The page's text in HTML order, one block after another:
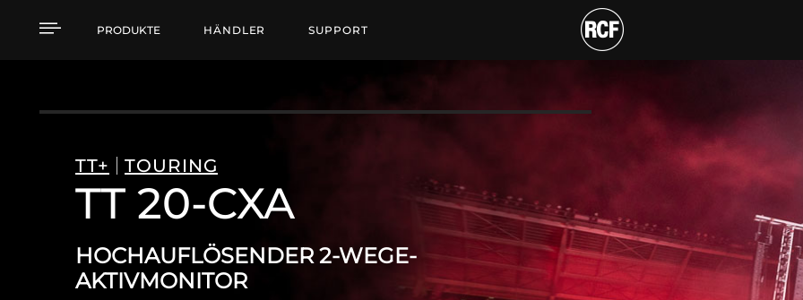
TT 20-CXA HOCHAUFLÖSENDER 2-WEGE-
PRODUKTE HÄNDLER SUPPORT
TT+ TOURING
TT 20-CXA
HOCHAUFLÖSENDER 2-WEGE-
AKTIVMONITOR